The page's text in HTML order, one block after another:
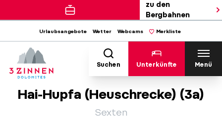
zu den
Bergbahnen
Urlaubsangebote Wetter Webcams Merkliste
Suchen Unterkünfte Menü
Hai-Hupfa (Heuschrecke) (3a)
Sexten